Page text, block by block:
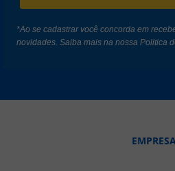
*Ao se cadastrar você concorda em
novidades. Saiba mais na nossaPolitica